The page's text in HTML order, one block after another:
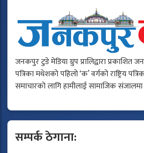
जनकपुर टुडे मेडिया ग्रुप प्रालिद्वारा
पत्रिका मधेशको पहिलो ‘क’ वर्गको राष्ट्रिय
समाचारको लागि हामीलाई सामाजिक
सम्पर्क ठेगाना: